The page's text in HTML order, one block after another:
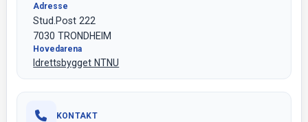
Adresse
Stud.Post 222
7030 TRONDHEIM
Hovedarena
Idrettsbygget NTNU
KONTAKT